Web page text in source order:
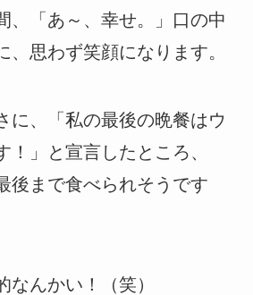
、「あ～、幸せ。」口の中
、思わず笑顔になります。
に、「私の最後の晩餐はウ
！」と宣言したところ、
後まで食べられそうです
なんかい！（笑）